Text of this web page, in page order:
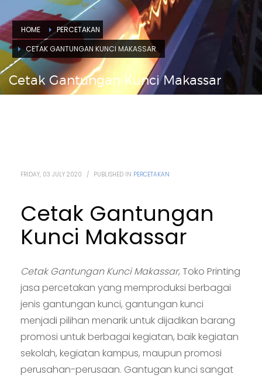
HOME
PERCETAKAN
CETAK GANTUNGAN KUNCI MAKASSAR
Cetak Gantungan Kunci Makassar
FRIDAY, 03 JULY 2020 / PUBLISHED IN PERCETAKAN
Cetak Gantungan
Kunci Makassar
Cetak Gantungan Kunci Makassar, Toko Printing
jasa percetakan yang memproduksi berbagai
jenis gantungan kunci, gantungan kunci
menjadi pilihan menarik untuk dijadikan barang
promosi untuk berbagai kegiatan, baik kegiatan
sekolah, kegiatan kampus, maupun promosi
perusahan-perusaan. Gantugan kunci sangat